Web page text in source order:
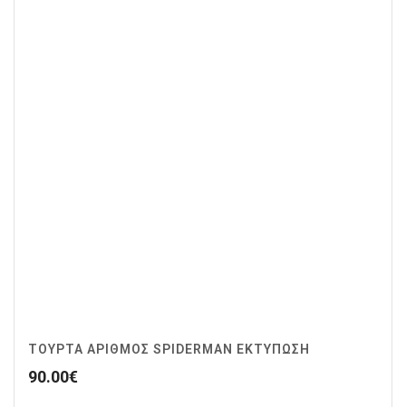
ΤΟΥΡΤΑ ΑΡΙΘΜΟΣ SPIDERMAN ΕΚΤΥΠΩΣΗ
90.00€